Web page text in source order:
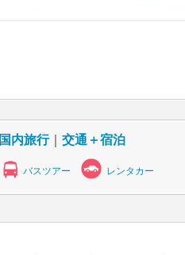
国内旅行｜ 交通＋宿泊
バスツアー レンタカー